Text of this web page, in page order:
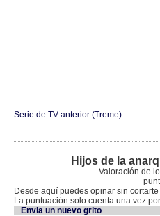
Serie de TV anterior (Treme)
Hijos de la
Valoración de
Desde aquí puedes opinar sin
La puntuación solo cuenta una vez
Envia un nuevo grito